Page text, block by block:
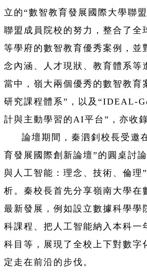
立的“數智教育發展國際大學聯
聯盟成員院校的努力，整合了全
等學府的數智教育優秀案例，並
念內涵、人才現狀、 教育體系等
當中，嶺大兩個優秀的數智
研究課程體系”，以及“IDEAL-
計與主動學習的AI平台”，亦收錄
論壇期間，秦泗釗校長受邀
育發展國際創新論壇” 的圓桌討
與人工智能：理念、技術、倫理”
析。 秦校長首先分享嶺南大學在
最新發展， 例如設立數據科學學
科課程、 把人工智能納入本科一
科目等， 展現了全校上下對數字
定走在前沿的步伐。